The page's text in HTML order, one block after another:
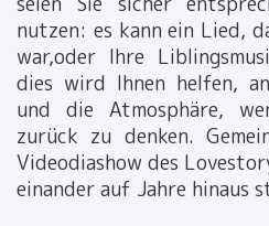
nutzen: es kann ein Lied,
war,oder Ihre
dies wird Ihnen helfen,
und die Atmosphäre,
zurück zu denken.
Videodiashow des
einander auf Jahre hinaus